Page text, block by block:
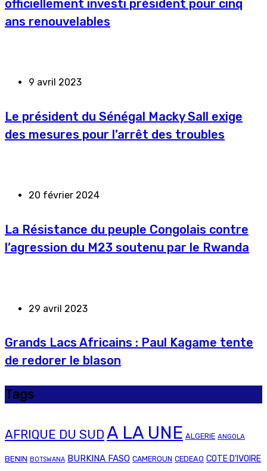
officiellement investi président pour cinq
ans renouvelables
9 avril 2023
Le président du Sénégal Macky Sall exige
des mesures pour l’arrêt des troubles
20 février 2024
La Résistance du peuple Congolais contre
l’agression du M23 soutenu par le Rwanda
29 avril 2023
Grands Lacs Africains : Paul Kagame tente
de redorer le blason
Tags
AFRIQUE DU SUD A LA UNE ALGERIE ANGOLA
BENIN BOTSWANA BURKINA FASO CAMEROUN CEDEAO COTE D'IVOIRE